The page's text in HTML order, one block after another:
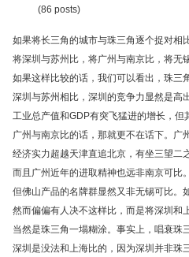
(86 posts)
如果将长三角的城市与珠三角逐个捉对相
将深圳与苏州比，将广州与南京比，将无
如果这样比较的话，我们可以看出，珠三
深圳与苏州相比，深圳的竞争力显然是高
工业总产值和GDP有突飞猛进的增长，但
广州与南京比的话，那就更不在话下。广
经济实力超越天津直追北京，有坐三望二
而且广州近年的进取精神也远非南京可比
但佛山产品的名牌群显然又非无锡可比。
然而偏偏有人决不这样比，而是将深圳和
当然是珠三角一塌糊涂。事实上，唱衰珠
深圳是没法和上海比的，因为深圳并非珠